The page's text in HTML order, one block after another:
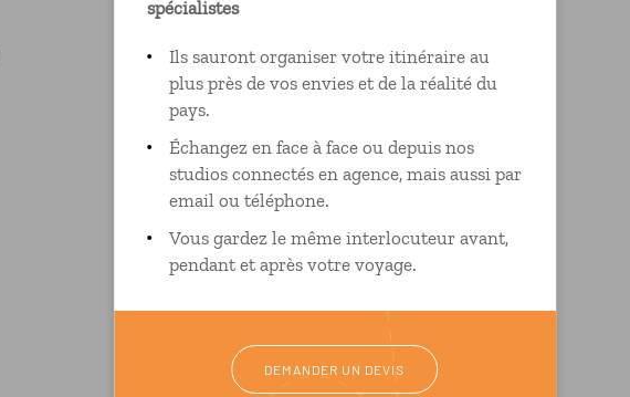
spécialistes
Ils sauront organiser votre itinéraire au
plus près de vos envies et de la réalité du
pays.
Échangez en face à face ou depuis nos
studios connectés en agence, mais aussi par
email ou téléphone.
Vous gardez le même interlocuteur avant,
pendant et après votre voyage.
DEMANDER UN DEVIS